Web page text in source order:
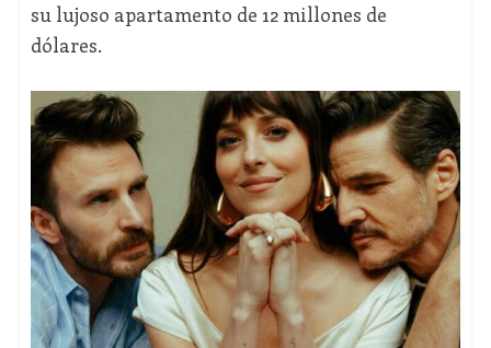
su lujoso apartamento de 12 millones de
dólares.